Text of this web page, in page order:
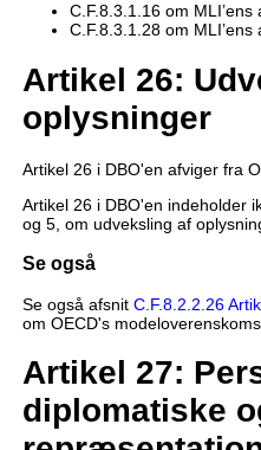
C.F.8.3.1.16 om MLI’ens
C.F.8.3.1.28 om MLI’ens
Artikel 26:
oplysninger
Artikel 26 i DBO'en afviger fra
Artikel 26 i DBO'en indeholder
og 5, om udveksling af
Se også
Se også afsnit C.F.8.2.2.26
om OECD's
Artikel 27:
diplomatiske